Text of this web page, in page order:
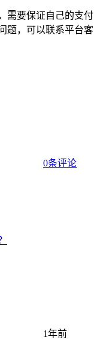
需要保证自己的支付
题，可以联系平台客
0条评论
1年前